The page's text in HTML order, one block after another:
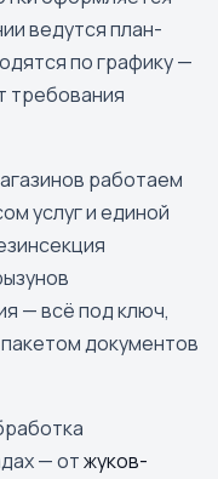
ведутся план-
по графику —
требования
работаем
услуг и единой
— всё под ключ,
документов
— отжуков-